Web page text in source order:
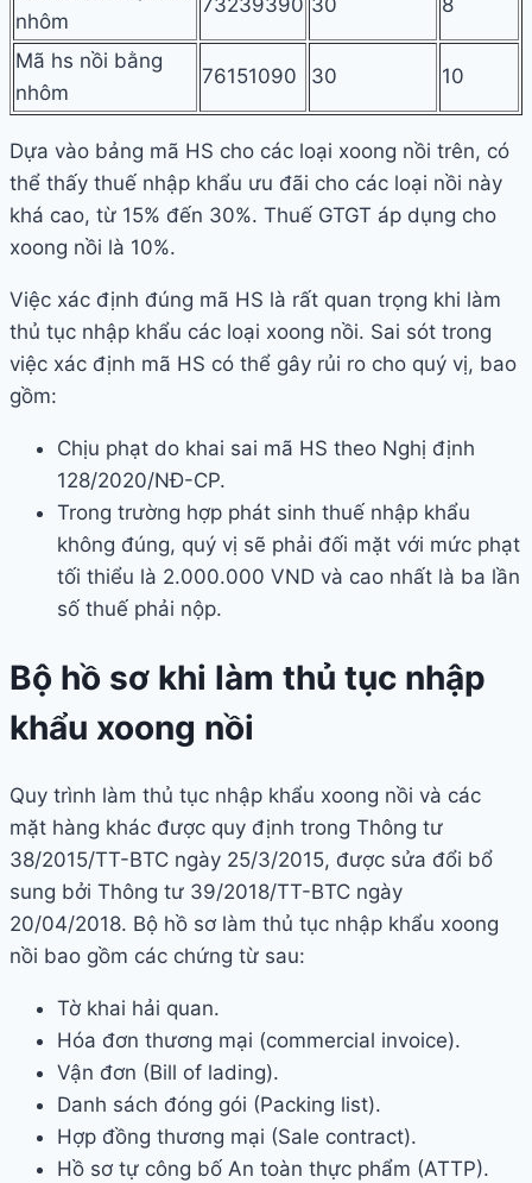
nhôm
Mã hs nồi bằng
nhôm
76151090 30 10
Dựa vào bảng mã HS cho các loại xoong nồi trên, có
thể thấy thuế nhập khẩu ưu đãi cho các loại nồi này
khá cao, từ 15% đến 30%. Thuế GTGT áp dụng cho
xoong nồi là 10%.
Việc xác định đúng mã HS là rất quan trọng khi làm
thủ tục nhập khẩu các loại xoong nồi. Sai sót trong
việc xác định mã HS có thể gây rủi ro cho quý vị, bao
gồm:
Chịu phạt do khai sai mã HS theo Nghị định
128/2020/NĐ-CP.
Trong trường hợp phát sinh thuế nhập khẩu
không đúng, quý vị sẽ phải đối mặt với mức phạt
tối thiểu là 2.000.000 VND và cao nhất là ba lần
số thuế phải nộp.
Bộ hồ sơ khi làm thủ tục nhập
khẩu xoong nồi
Quy trình làm thủ tục nhập khẩu xoong nồi và các
mặt hàng khác được quy định trong Thông tư
38/2015/TT-BTC ngày 25/3/2015, được sửa đổi bổ
sung bởi Thông tư 39/2018/TT-BTC ngày
20/04/2018. Bộ hồ sơ làm thủ tục nhập khẩu xoong
nồi bao gồm các chứng từ sau:
Tờ khai hải quan.
Hóa đơn thương mại (commercial invoice).
Vận đơn (Bill of lading).
Danh sách đóng gói (Packing list).
Hợp đồng thương mại (Sale contract).
Hồ sơ tự công bố An toàn thực phẩm (ATTP).